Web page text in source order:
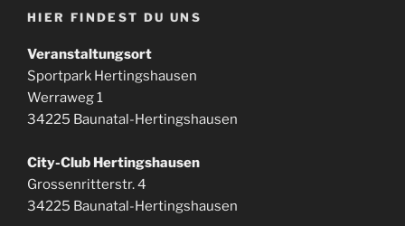
HIER FINDEST DU UNS
Veranstaltungsort
Sportpark Hertingshausen
Werraweg 1
34225 Baunatal-Hertingshausen
City-Club Hertingshausen
Grossenritterstr. 4
34225 Baunatal-Hertingshausen